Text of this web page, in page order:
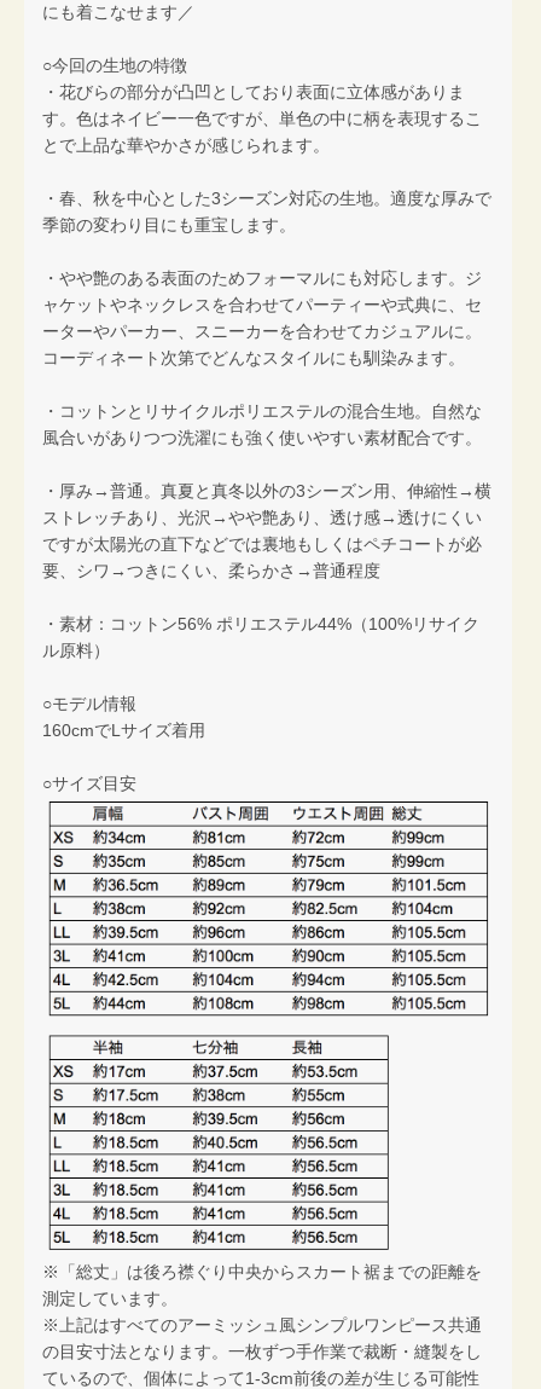
にも着こなせます／
○今回の生地の特徴
・花びらの部分が凸凹としており表面に立体感がありま
す。色はネイビー一色ですが、単色の中に柄を表現するこ
とで上品な華やかさが感じられます。
・春、秋を中心とした3シーズン対応の生地。適度な厚みで
季節の変わり目にも重宝します。
・やや艶のある表面のためフォーマルにも対応します。ジ
ャケットやネックレスを合わせてパーティーや式典に、セ
ーターやパーカー、スニーカーを合わせてカジュアルに。
コーディネート次第でどんなスタイルにも馴染みます。
・コットンとリサイクルポリエステルの混合生地。自然な
風合いがありつつ洗濯にも強く使いやすい素材配合です。
・厚み→普通。真夏と真冬以外の3シーズン用、伸縮性→横
ストレッチあり、光沢→やや艶あり、透け感→透けにくい
ですが太陽光の直下などでは裏地もしくはペチコートが必
要、シワ→つきにくい、柔らかさ→普通程度
・素材：コットン56% ポリエステル44%（100%リサイク
ル原料）
○モデル情報
160cmでLサイズ着用
○サイズ目安
※「総丈」は後ろ襟ぐり中央からスカート裾までの距離を
測定しています。
※上記はすべてのアーミッシュ風シンプルワンピース共通
の目安寸法となります。一枚ずつ手作業で裁断・縫製をし
ているので、個体によって1-3cm前後の差が生じる可能性